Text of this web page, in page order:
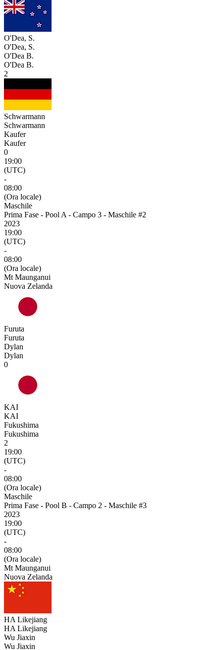
O'Dea, S.
O'Dea, S.
O'Dea B.
O'Dea B.
2
Schwarmann
Schwarmann
Kaufer
Kaufer
0
19:00
(UTC)
-
08:00
(Ora locale)
Maschile
Prima Fase - Pool A - Campo 3 - Maschile #2
2023
19:00
(UTC)
-
08:00
(Ora locale)
Mt Maunganui
Nuova Zelanda
Furuta
Furuta
Dylan
Dylan
0
KAI
KAI
Fukushima
Fukushima
2
19:00
(UTC)
-
08:00
(Ora locale)
Maschile
Prima Fase - Pool B - Campo 2 - Maschile #3
2023
19:00
(UTC)
-
08:00
(Ora locale)
Mt Maunganui
Nuova Zelanda
HA Likejiang
HA Likejiang
Wu Jiaxin
Wu Jiaxin